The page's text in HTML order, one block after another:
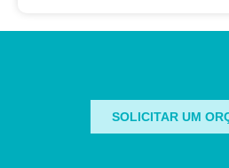
SOLICITAR UM